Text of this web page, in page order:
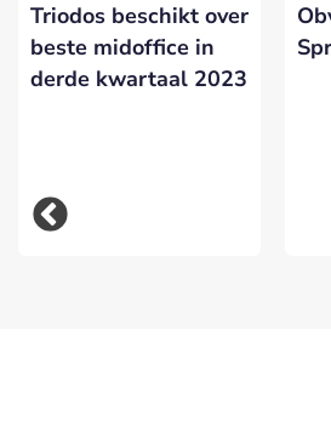
Triodos beschikt over
beste midoffice in
derde kwartaal 2023